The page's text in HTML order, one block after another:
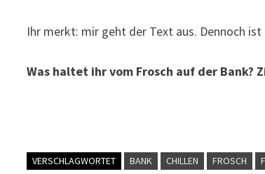
Ihr merkt: mir geht der Text aus. Dennoch
Was haltet ihr vom Frosch auf der Bank?
VERSCHLAGWORTET BANK CHILLEN FROSCH